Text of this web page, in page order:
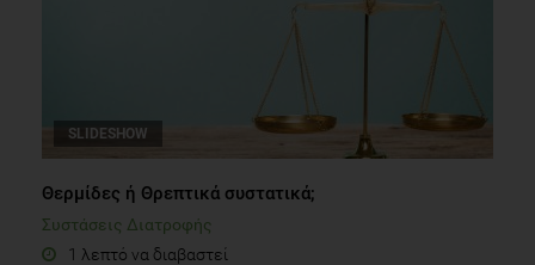
SLIDESHOW
Θερμίδες ή Θρεπτικά συστατικά;
Συστάσεις Διατροφής
1 λεπτό να διαβαστεί